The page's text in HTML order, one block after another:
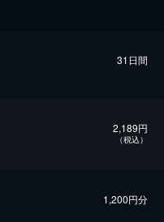
31日間
2,189円
（税込）
1,200円分